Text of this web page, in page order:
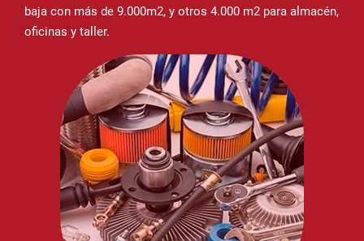
baja con más de 9.000m2, y otros 4.000 m2 para almacén,
oficinas y taller.